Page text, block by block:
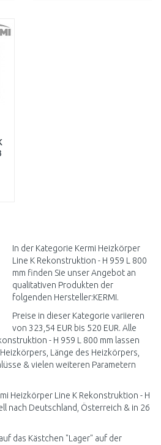
In der Kategorie Kermi Heizkörper
Line K Rekonstruktion - H 959 L 800
mm finden Sie unser Angebot an
qualitativen Produkten der
folgenden Hersteller:KERMI.
Preise in dieser Kategorie variieren
von 323,54 EUR bis 520 EUR. Alle
- H 959 L 800 mm lassen
Länge des Heizkörpers,
& vielen weiteren Parametern
Heizkörper Line K Rekonstruktion - H
nach Deutschland, Österreich & in 26
das Kästchen "Lager" auf der